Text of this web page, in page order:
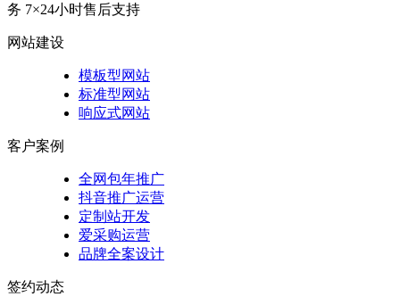
务 7×24小时售后支持
网站建设
模板型网站
标准型网站
响应式网站
客户案例
全网包年推广
抖音推广运营
定制站开发
爱采购运营
品牌全案设计
签约动态